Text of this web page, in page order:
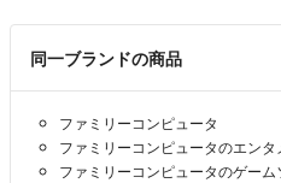
FC サーカス・チャーリー
同一ブランドの商品
ファミリーコンピュータ
ファミリーコンピュータのエンタ
ファミリーコンピュータのゲー